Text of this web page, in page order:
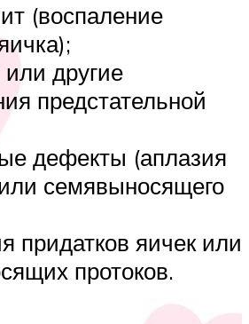
(воспаление
или другие
предстательной
дефекты (аплазия
семявыносящего
придатков яичек или
протоков.